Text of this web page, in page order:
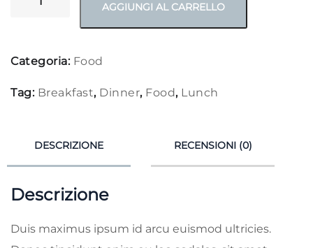
AGGIUNGI AL CARRELLO
Categoria: Food
Tag: Breakfast, Dinner, Food, Lunch
DESCRIZIONE RECENSIONI (0)
Descrizione
Duis maximus ipsum id arcu euismod ultricies.